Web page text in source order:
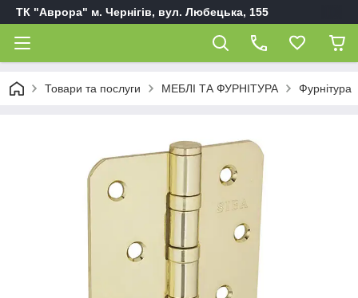
ТК "Аврора" м. Чернігів, вул. Любецька, 155
Товари та послуги МЕБЛІ ТА ФУРНІТУРА Фурнітура